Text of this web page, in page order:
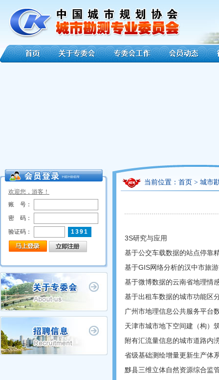
首页 关于专委会
欢迎您，游客！
账 号：
密 码：
验证码：
1391
当前位置： 首页 > 城市
3S研究与应用
基于公交车载数据的站点停靠
基于GIS网络分析的汉中市旅
基于微博数据的云南省地理情
基于出租车数据的城市功能区
广州市地理信息公共服务平台
天津市城市地下空间建（构）
附有汇流量信息的城市道路内
省级基础测绘增量更新生产体
黟县三维立体自然资源综合监